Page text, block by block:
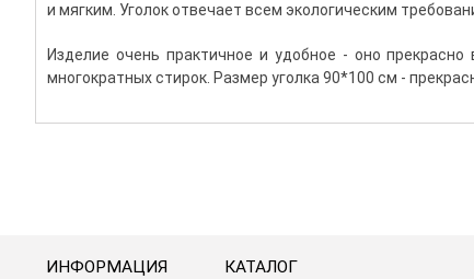
и мягким. Уголок отвечает всем экологическим
Изделие очень практичное и удобное - оно
многократных стирок. Размер уголка 90*100 см -
ИНФОРМАЦИЯ КАТАЛОГ